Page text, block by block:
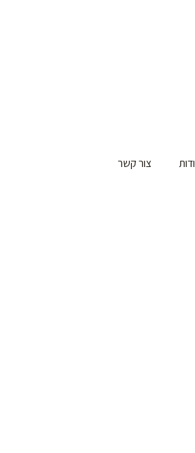
צור קשר